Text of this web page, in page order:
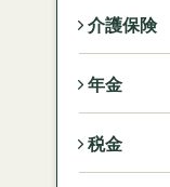
介護保険
年金
税金